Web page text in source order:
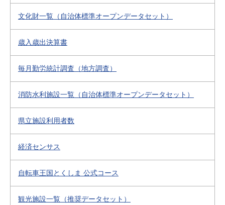
文化財一覧（自治体標準オープンデータセット）
歳入歳出決算書
毎月勤労統計調査（地方調査）
消防水利施設一覧（自治体標準オープンデータセット）
県立施設利用者数
経済センサス
自転車王国とくしま 公式コース
観光施設一覧（推奨データセット）